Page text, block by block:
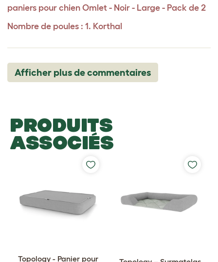
paniers pour chien Omlet - Noir - Large - Pack de 2
Nombre de poules : 1. Korthal
Afficher plus de commentaires
PRODUITS
ASSOCIÉS
Topology - Panier pour